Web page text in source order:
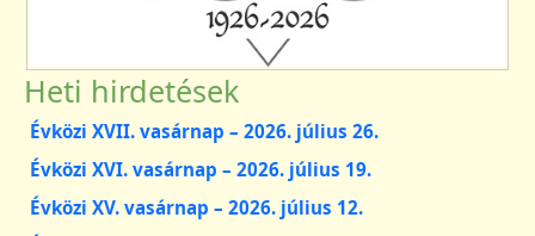
Heti hirdetések
Évközi XVII. vasárnap – 2026. július 26.
Évközi XVI. vasárnap – 2026. július 19.
Évközi XV. vasárnap – 2026. július 12.